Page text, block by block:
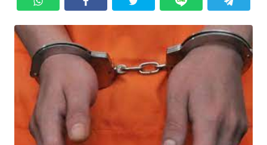
EKUIN
SAINS-TEKNO
KESEHATAN
INTERNASIONAL